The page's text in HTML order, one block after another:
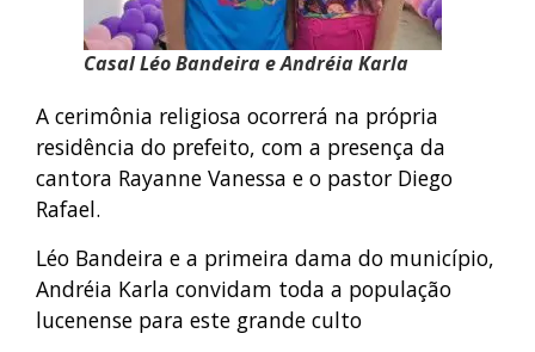
Casal Léo Bandeira e Andréia Karla
A cerimônia religiosa ocorrerá na própria
residência do prefeito, com a presença da
cantora Rayanne Vanessa e o pastor Diego
Rafael.
Léo Bandeira e a primeira dama do município,
Andréia Karla convidam toda a população
lucenense para este grande culto